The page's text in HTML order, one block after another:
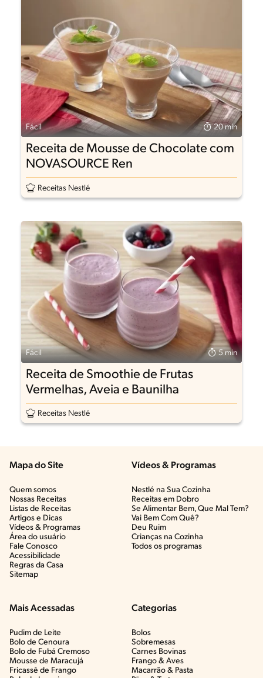
Fácil 20 min
Receita de Mousse de Chocolate com
NOVASOURCE Ren
Receitas Nestlé
Fácil 5 min
Receita de Smoothie de Frutas
Vermelhas, Aveia e Baunilha
Receitas Nestlé
Mapa do Site
Quem somos
Nossas Receitas
Listas de Receitas​
Artigos e Dicas​
Vídeos & Programas​
Área do usuário
Fale Conosco
Acessibilidade
Regras da Casa
Sitemap
Vídeos & Programas​
Nestlé na Sua Cozinha
Receitas em Dobro
Se Alimentar Bem, Que Mal Tem?​
Vai Bem Com Quê?​
Deu Ruim​
Crianças na Cozinha​
Todos os programas
Mais Acessadas
Pudim de Leite
Bolo de Cenoura
Bolo de Fubá Cremoso
Mousse de Maracujá
Fricassê de Frango
Categorias
Bolos
Sobremesas
Carnes Bovinas​
Frango & Aves​
Macarrão & Pasta​